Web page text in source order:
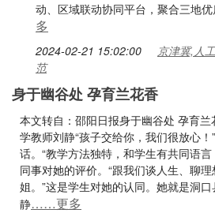
动、区域联动协同平台，聚合三地
多
2024-02-21 15:02:00
京津冀,人
范
身于幽谷处 孕育兰花香
本文转自：邵阳日报身于幽谷处 孕育
学教师刘静“孩子交给你，我们很放心
话。“教学方法独特，和学生有共同语
同事对她的评价。“跟我们谈人生、聊
姐。”这是学生对她的认同。她就是洞
静……更多